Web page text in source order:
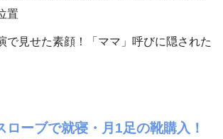
置
で見せた素顔！「ママ」呼びに隠された
ローブで就寝・月1足の靴購入！